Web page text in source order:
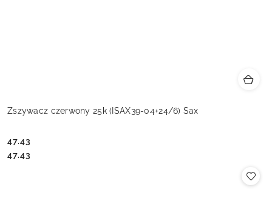
Zszywacz czerwony 25k (ISAX39-04+24/6) Sax
Cena:
47.43
Cena:
47.43